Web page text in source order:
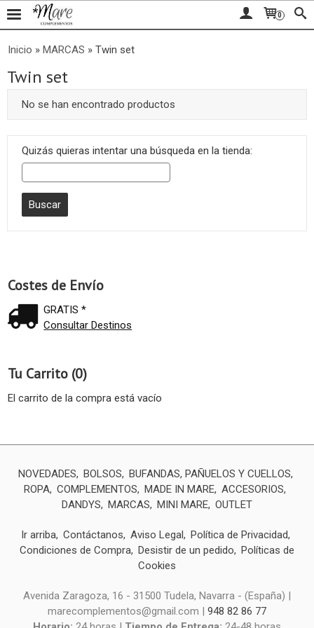
0
Costes de Envío
GRATIS *
Consultar Destinos
Tu Carrito (0)
El carrito de la compra está vacío
Inicio » MARCAS » Twin set
Twin set
No se han encontrado productos
Quizás quieras intentar una búsqueda en la tienda:
NOVEDADES BOLSOS
BUFANDAS, PAÑUELOS Y CUELLOS
ROPA COMPLEMENTOS MADE IN MARE ACCESORIOS
DANDYS
MARCAS MINI MARE OUTLET
Ir arriba Contáctanos Aviso Legal
Política de Privacidad
Condiciones de Compra
Desistir de un pedido
Políticas de
Cookies
Avenida Zaragoza, 16 - 31500 Tudela, Navarra - (España) |
marecomplementos@gmail.com | 948 82 86 77